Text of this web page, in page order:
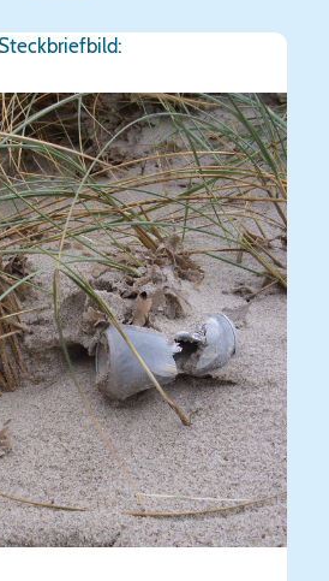
Steckbriefbild: